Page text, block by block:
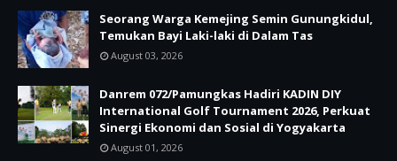
Seorang Warga Kemejing Semin Gunungkidul,
Temukan Bayi Laki-laki di Dalam Tas
August 03, 2026
Danrem 072/Pamungkas Hadiri KADIN DIY
International Golf Tournament 2026, Perkuat
Sinergi Ekonomi dan Sosial di Yogyakarta
August 01, 2026